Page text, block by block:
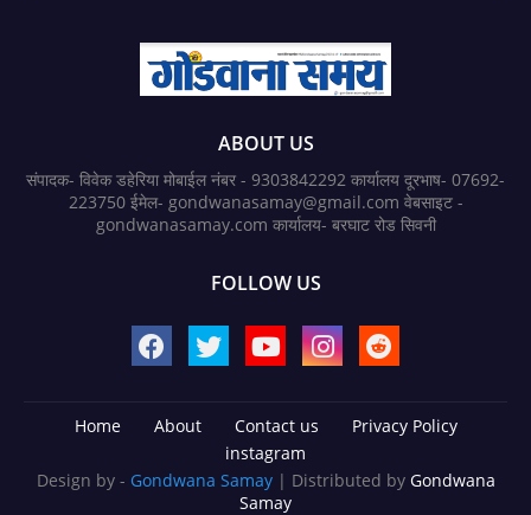
ABOUT US
संपादक- विवेक डहेरिया मोबाईल नंबर - 9303842292 कार्यालय दूरभाष- 07692-
223750 ईमेल- gondwanasamay@gmail.com वेबसाइट -
gondwanasamay.com कार्यालय- बरघाट रोड सिवनी
FOLLOW US
Home About Contact us
Privacy Policy
instagram
Design by - Gondwana Samay | Distributed by Gondwana
Samay